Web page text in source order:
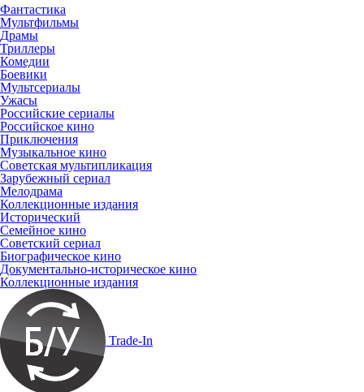
Фантастика
Мультфильмы
Драмы
Триллеры
Комедии
Боевики
Мультсериалы
Ужасы
Российские сериалы
Российское кино
Приключения
Музыкальное кино
Советская мультипликация
Зарубежный сериал
Мелодрама
Коллекционные издания
Исторический
Семейное кино
Советский сериал
Биографическое кино
Документально-историческое кино
Коллекционные издания
Trade-In